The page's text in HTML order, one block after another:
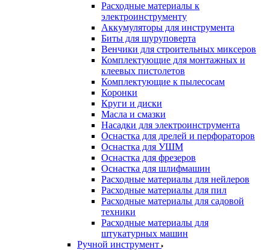
Расходные материалы к
электроинструменту
Аккумуляторы для инструмента
Биты для шуруповерта
Венчики для строительных миксеров
Комплектующие для монтажных и
клеевых пистолетов
Комплектующие к пылесосам
Коронки
Круги и диски
Масла и смазки
Насадки для электроинструмента
Оснастка для дрелей и перфораторов
Оснастка для УШМ
Оснастка для фрезеров
Оснастка для шлифмашин
Расходные материалы для нейлеров
Расходные материалы для пил
Расходные материалы для садовой
техники
Расходные материалы для
штукатурных машин
Ручной инструмент